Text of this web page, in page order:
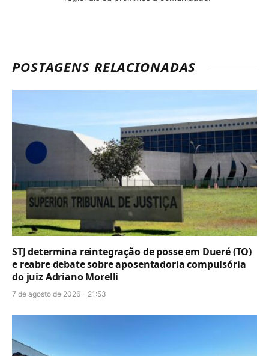
POSTAGENS RELACIONADAS
STJ determina reintegração de posse em Dueré (TO)
e reabre debate sobre aposentadoria compulsória
do juiz Adriano Morelli
7 de agosto de 2026 - 21:53